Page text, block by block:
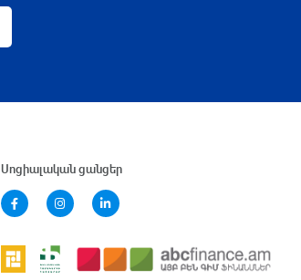
Սոցիալական ցանցեր